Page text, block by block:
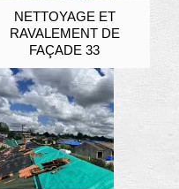
NETTOYAGE ET
RAVALEMENT DE
FAÇADE 33